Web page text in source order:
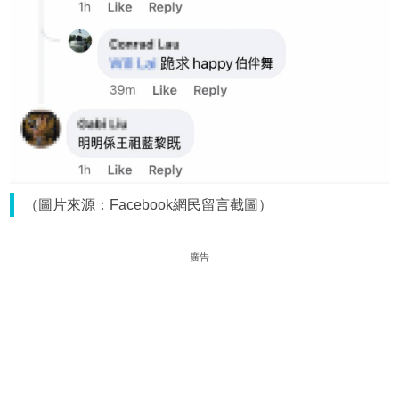
（圖片來源：Facebook網民留言截圖）
廣告